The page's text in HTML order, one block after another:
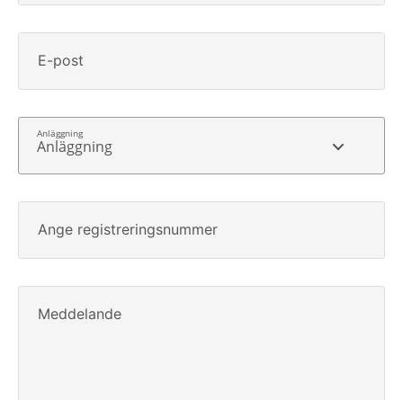
E-post
Anläggning
Ange registreringsnummer
Meddelande